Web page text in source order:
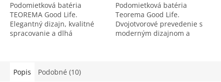
Podomietková batéria
TEOREMA Good Life.
Elegantný dizajn, kvalitné
spracovanie a dlhá
Podomietková batéria
Teorema Good Life.
Dvojotvorové prevedenie s
moderným dizajnom a
Popis
Podobné (10)